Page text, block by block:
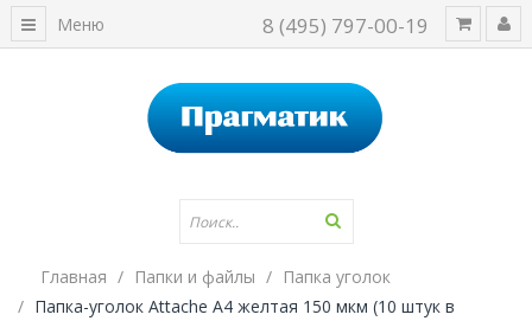
8 (495) 797-00-19
Меню
Главная Папки и файлы
Папка уголок
Папка-уголок Attache A4 желтая 150 мкм (10 штук в